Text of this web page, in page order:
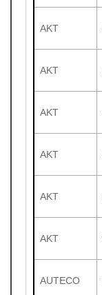
AKT
AKT
AKT
AKT
AKT
AKT
AUTECO